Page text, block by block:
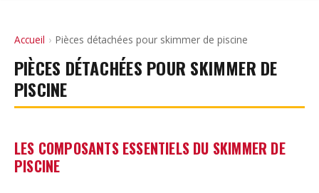
Accueil › Pièces détachées pour skimmer de piscine
PIÈCES DÉTACHÉES POUR SKIMMER DE
PISCINE
LES COMPOSANTS ESSENTIELS DU SKIMMER DE
PISCINE